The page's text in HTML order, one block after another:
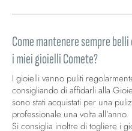
Come mantenere sempre
i miei gioielli Comete?
I gioielli vanno puliti
consigliando di affidarli alla
sono stati acquistati per una
professionale una volta all’anno.
Si consiglia inoltre di togliere i